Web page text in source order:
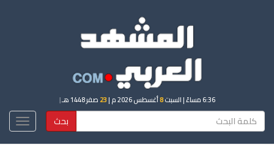
6:36 مساءً | السبت8أغسطس 2026 م | 23 صفر 1448 هـ |
بحث